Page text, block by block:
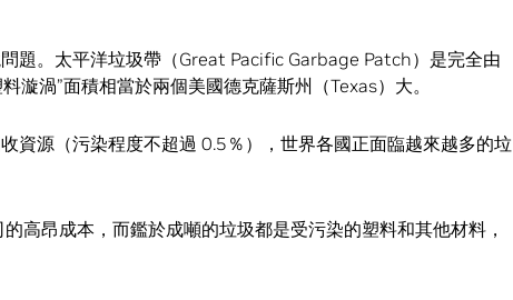
題。太平洋垃圾帶（Great Pacific Garbage Patch）是完全由
漩渦”面積相當於兩個美國德克薩斯州（Texas）大。
資源（污染程度不超過 0.5％），世界各國正面臨越來越多的垃
高昂成本，而鑑於成噸的垃圾都是受污染的塑料和其他材料，